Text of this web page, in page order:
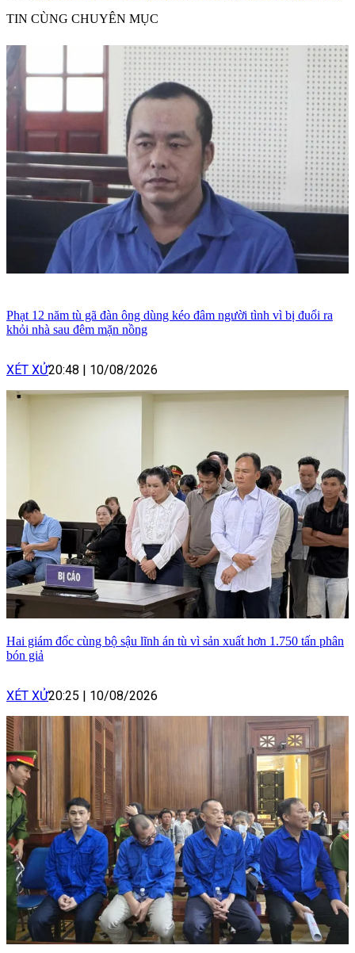
TIN CÙNG CHUYÊN MỤC
Phạt 12 năm tù gã đàn ông dùng kéo đâm người tình vì bị đuổi ra
khỏi nhà sau đêm mặn nồng
XÉT XỬ20:48 10/08/2026
Hai giám đốc cùng bộ sậu lĩnh án tù vì sản xuất hơn 1.750 tấn phân
bón giả
XÉT XỬ20:25 10/08/2026